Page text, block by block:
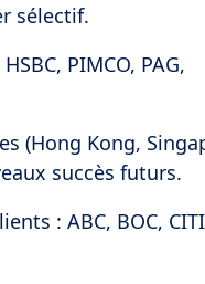
sélectif.
PIMCO, PAG,
(Hong Kong,
succès futurs.
: ABC, BOC,